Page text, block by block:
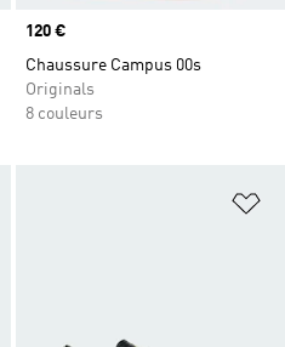
Prix
120 €
Chaussure Campus 00s
Originals
8 couleurs
Ajouter à la Liste de produits